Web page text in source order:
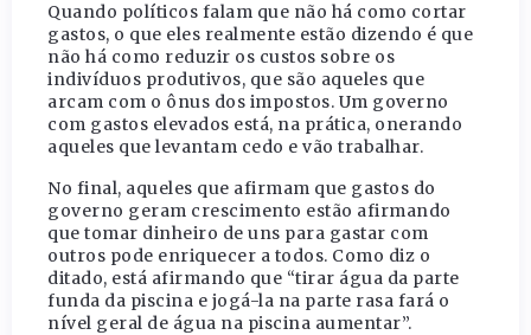
Quando políticos falam que não há como cortar
gastos, o que eles realmente estão dizendo é que
não há como reduzir os custos sobre os
indivíduos produtivos, que são aqueles que
arcam com o ônus dos impostos. Um governo
com gastos elevados está, na prática, onerando
aqueles que levantam cedo e vão trabalhar.
No final, aqueles que afirmam que gastos do
governo geram crescimento estão afirmando
que tomar dinheiro de uns para gastar com
outros pode enriquecer a todos. Como diz o
ditado, está afirmando que “tirar água da parte
funda da piscina e jogá-la na parte rasa fará o
nível geral de água na piscina aumentar”.